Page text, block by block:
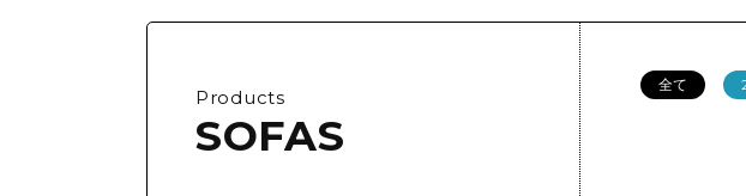
イームズベース
ダイニングチェア
ラウンジチェア
ダイニングテーブル
コーヒーテーブル
サイドテーブル
デスク&ビューロ
LIGHTING
DINING
Products
SOFAS
全て